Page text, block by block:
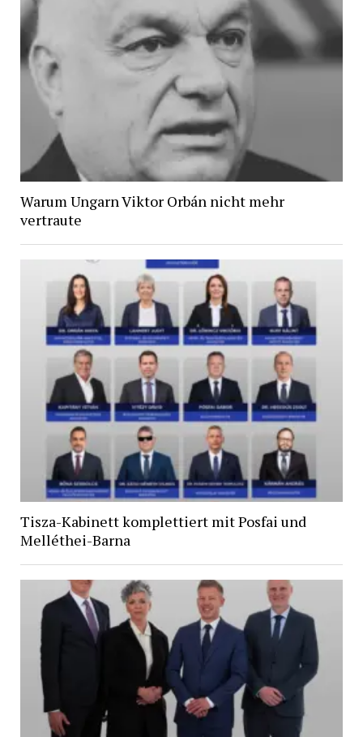
Warum Ungarn Viktor Orbán nicht mehr
vertraute
Tisza-Kabinett komplettiert mit Posfai und
Melléthei-Barna